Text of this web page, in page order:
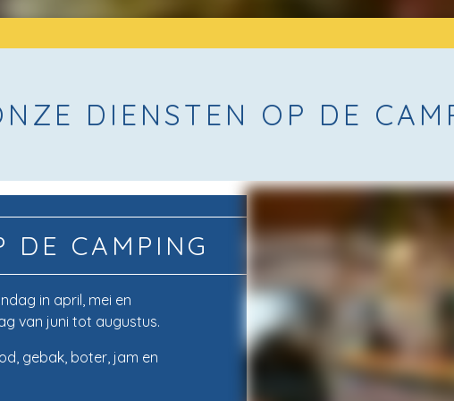
DIENSTEN OP DE
DE CAMPING
in april, mei en
van juni tot augustus.
gebak, boter, jam en